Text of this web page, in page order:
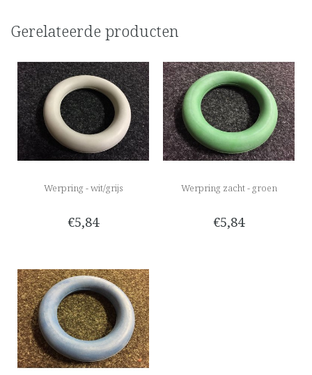
Gerelateerde producten
Werpring - wit/grijs
€5,84
Werpring zacht - groen
€5,84